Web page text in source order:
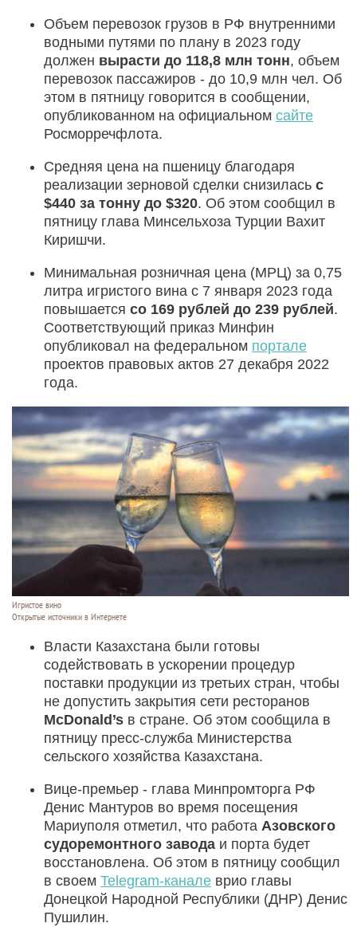
Объем перевозок грузов в РФ внутренними
водными путями по плану в 2023 году
должен вырасти до 118,8 млн тонн, объем
перевозок пассажиров - до 10,9 млн чел. Об
этом в пятницу говорится в сообщении,
опубликованном на официальном сайте
Росморречфлота.
Средняя цена на пшеницу благодаря
реализации зерновой сделки снизилась с
$440 за тонну до $320. Об этом сообщил в
пятницу глава Минсельхоза Турции Вахит
Киришчи.
Минимальная розничная цена (МРЦ) за 0,75
литра игристого вина с 7 января 2023 года
повышается со 169 рублей до 239 рублей.
Соответствующий приказ Минфин
опубликовал на федеральном портале
проектов правовых актов 27 декабря 2022
года.
Игристое вино
Открытые источники в Интернете
Власти Казахстана были готовы
содействовать в ускорении процедур
поставки продукции из третьих стран, чтобы
не допустить закрытия сети ресторанов
McDonald’s в стране. Об этом сообщила в
пятницу пресс-служба Министерства
сельского хозяйства Казахстана.
Вице-премьер - глава Минпромторга РФ
Денис Мантуров во время посещения
Мариуполя отметил, что работа Азовского
судоремонтного завода и порта будет
восстановлена. Об этом в пятницу сообщил
в своем Telegram-канале врио главы
Донецкой Народной Республики (ДНР) Денис
Пушилин.